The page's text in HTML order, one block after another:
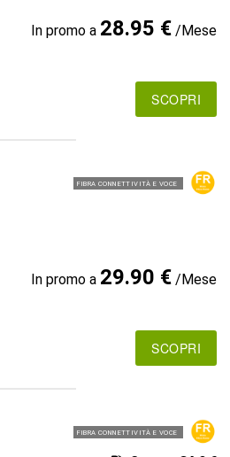
In promo a 28.95 €/Mese
SCOPRI
FIBRA CONNETTIVITÀ E VOCE
In promo a 29.90 €/Mese
SCOPRI
FIBRA CONNETTIVITÀ E VOCE